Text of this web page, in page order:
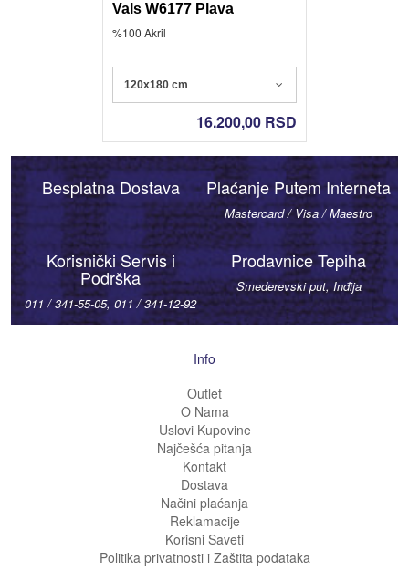
Vals W6177 Plava
%100 Akril
120x180 cm
16.200,00 RSD
Besplatna Dostava Plaćanje Putem Interneta
Mastercard / Visa / Maestro
Korisnički Servis i
Podrška
011 / 341-55-05, 011 / 341-12-92
Prodavnice Tepiha
Smederevski put, Inđija
Info
Outlet
O Nama
Uslovi Kupovine
Najčešća pitanja
Kontakt
Dostava
Načini plaćanja
Reklamacije
Korisni Saveti
Politika privatnosti i Zaštita podataka